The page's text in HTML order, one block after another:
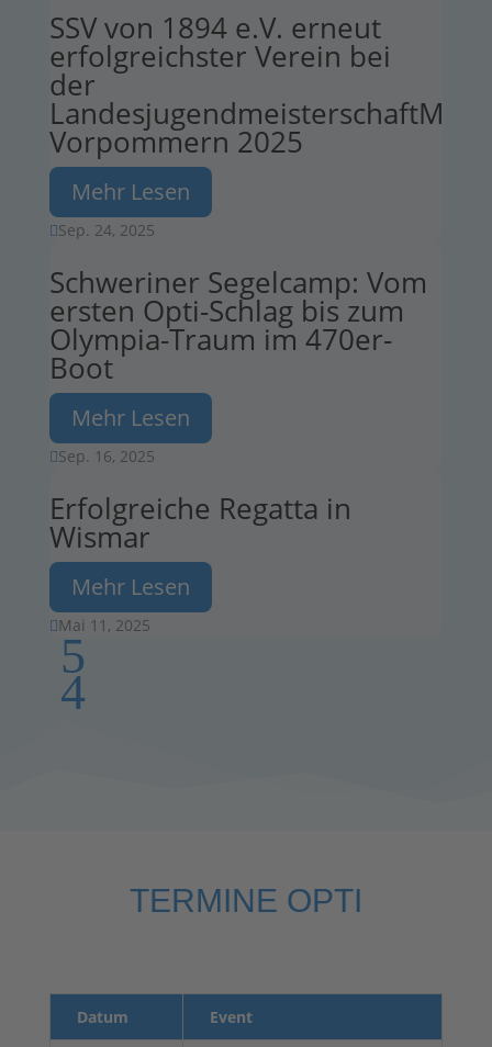
SSV von 1894 e.V. erneut
erfolgreichster Verein bei
der
Vorpommern 2025
Mehr Lesen
 Sep. 24, 2025
Schweriner Segelcamp: Vom
ersten Opti-Schlag bis zum
Olympia-Traum im 470er-
Boot
Mehr Lesen
 Sep. 16, 2025
Erfolgreiche Regatta in
Wismar
Mehr Lesen
 Mai 11, 2025
TERMINE OPTI
Datum Event